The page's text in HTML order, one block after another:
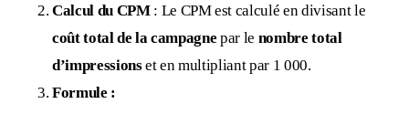
Calcul du CPM: Le CPM est calculé en divisant le
coût total de la campagne par le nombre total
d’impressionset en multipliant par 1 000.
Formule :